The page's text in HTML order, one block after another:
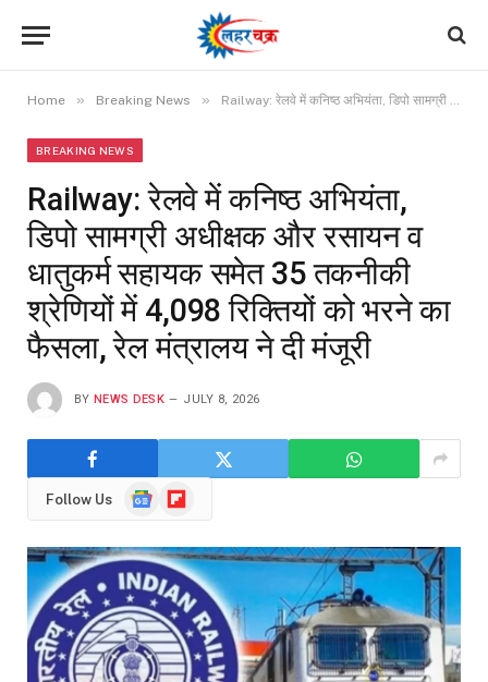
Home » Breaking News » Railway: रेलवे में कनिष्ठ अभियंता, डिपो सामग्री अधीक्षक और रसायन व धातुकर्म सहायक समेत 35 तकनीकी श्रेणियों में 4,098 रिक्तियों को भरने का फैसला, रेल मंत्रालय ने दी मंजूरी
BREAKING NEWS
Railway: रेलवे में कनिष्ठ अभियंता,
डिपो सामग्री अधीक्षक और रसायन व
धातुकर्म सहायक समेत 35 तकनीकी
श्रेणियों में 4,098 रिक्तियों को भरने का
फैसला, रेल मंत्रालय ने दी मंजूरी
BY NEWS DESK JULY 8, 2026
Follow Us
GoogleFlipboard